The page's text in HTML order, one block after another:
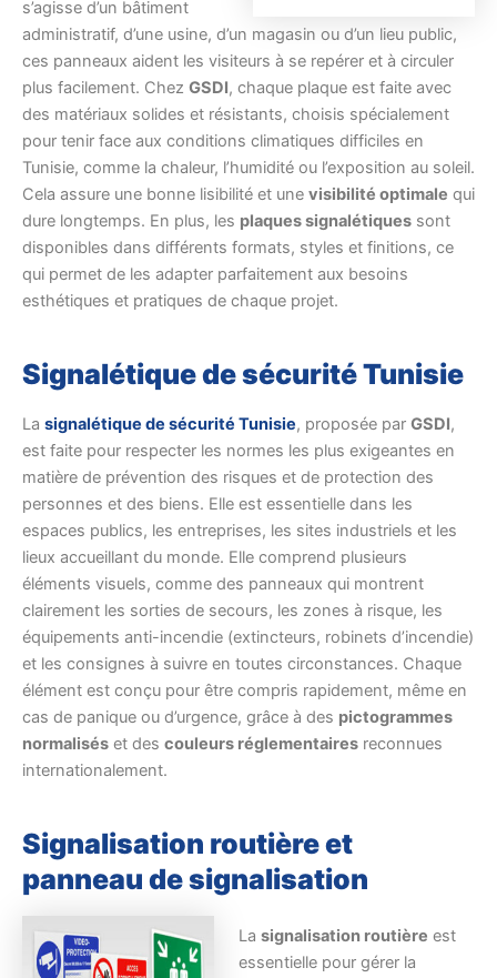
s’agisse d’un bâtiment
administratif, d’une usine, d’un magasin ou d’un lieu public,
ces panneaux aident les visiteurs à se repérer et à circuler
plus facilement. Chez GSDI, chaque plaque est faite avec
des matériaux solides et résistants, choisis spécialement
pour tenir face aux conditions climatiques difficiles en
Tunisie, comme la chaleur, l’humidité ou l’exposition au soleil.
Cela assure une bonne lisibilité et une visibilité optimale qui
dure longtemps. En plus, les plaques signalétiques sont
disponibles dans différents formats, styles et finitions, ce
qui permet de les adapter parfaitement aux besoins
esthétiques et pratiques de chaque projet.
Signalétique de sécurité Tunisie
La signalétique de sécurité Tunisie, proposée par GSDI,
est faite pour respecter les normes les plus exigeantes en
matière de prévention des risques et de protection des
personnes et des biens. Elle est essentielle dans les
espaces publics, les entreprises, les sites industriels et les
lieux accueillant du monde. Elle comprend plusieurs
éléments visuels, comme des panneaux qui montrent
clairement les sorties de secours, les zones à risque, les
équipements anti-incendie (extincteurs, robinets d’incendie)
et les consignes à suivre en toutes circonstances. Chaque
élément est conçu pour être compris rapidement, même en
cas de panique ou d’urgence, grâce à des pictogrammes
normalisés et des couleurs réglementaires reconnues
internationalement.
Signalisation routière et
panneau de signalisation
La signalisation routière est
essentielle pour gérer la